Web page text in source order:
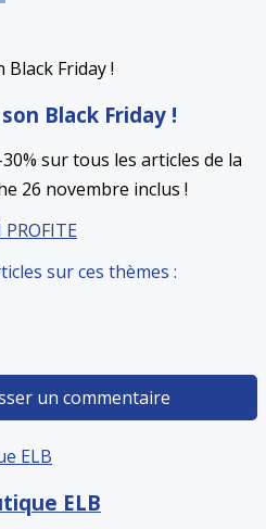
Black Friday !
sur tous les articles de la
26 novembre inclus !
PROFITE
sur ces thèmes :
un commentaire
ELB